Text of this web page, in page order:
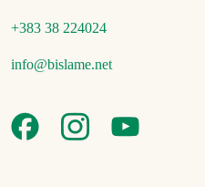
+383 38 224024
info@bislame.net